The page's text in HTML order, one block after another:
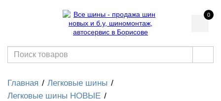
0
Главная
Легковые шины
Легковые шины НОВЫЕ